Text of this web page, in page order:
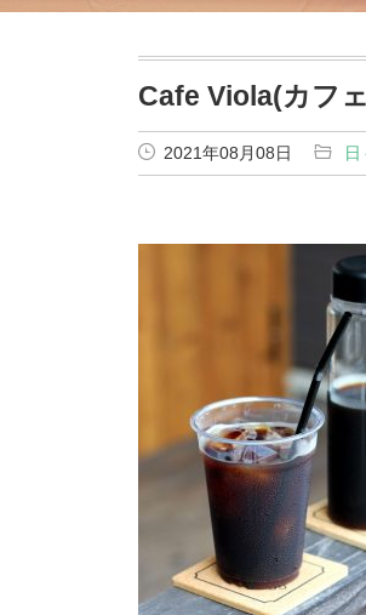
Cafe Viola(カフ
2021年08月08日